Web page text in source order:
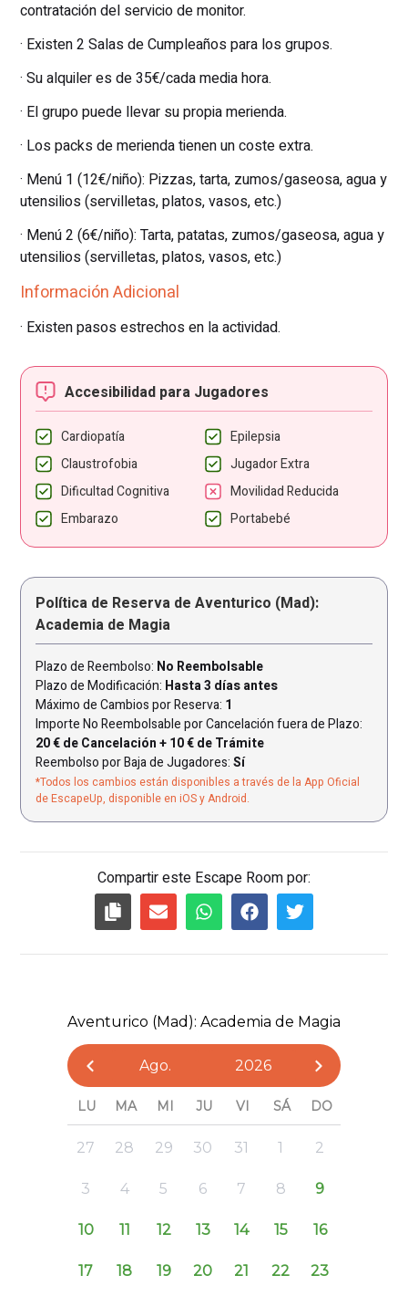
contratación del servicio de monitor.
· Existen 2 Salas de Cumpleaños para los grupos.
· Su alquiler es de 35€/cada media hora.
· El grupo puede llevar su propia merienda.
· Los packs de merienda tienen un coste extra.
· Menú 1 (12€/niño): Pizzas, tarta, zumos/gaseosa, agua y
utensilios (servilletas, platos, vasos, etc.)
· Menú 2 (6€/niño): Tarta, patatas, zumos/gaseosa, agua y
utensilios (servilletas, platos, vasos, etc.)
Información Adicional
· Existen pasos estrechos en la actividad.
Accesibilidad para Jugadores
Cardiopatía
Epilepsia
Claustrofobia
Jugador Extra
Dificultad Cognitiva
Movilidad Reducida
Embarazo
Portabebé
Política de Reserva de Aventurico (Mad):
Academia de Magia
Plazo de Reembolso: No Reembolsable
Plazo de Modificación: Hasta 3 días antes
Máximo de Cambios por Reserva: 1
Importe No Reembolsable por Cancelación fuera de Plazo:
20 € de Cancelación + 10 € de Trámite
Reembolso por Baja de Jugadores: Sí
*Todos los cambios están disponibles a través de la App Oficial
de EscapeUp, disponible en iOS y Android.
Compartir este Escape Room por: